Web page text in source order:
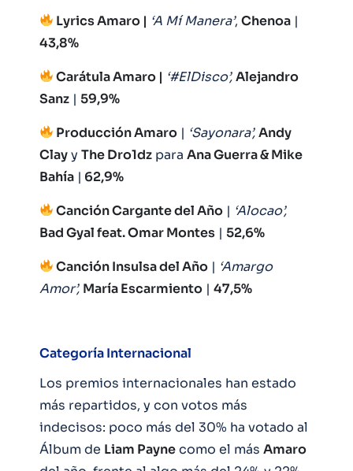
Lyrics Amaro | ‘A Mí Manera’,Chenoa |
43,8%
Carátula Amaro | ‘#ElDisco’, Alejandro
Sanz | 59,9%
Producción Amaro | ‘Sayonara’, Andy
Clayy The Dro1dz para Ana Guerra & Mike
Bahía | 62,9%
Canción Cargante del Año | ‘Alocao’,
Bad Gyal feat. Omar Montes | 52,6%
Canción Insulsa del Año | ‘Amargo
Amor’, María Escarmiento | 47,5%
Categoría Internacional
Los premios internacionales han estado
más repartidos, y con votos más
indecisos: poco más del 30% ha votado al
Álbum de Liam Paynecomo el más Amaro